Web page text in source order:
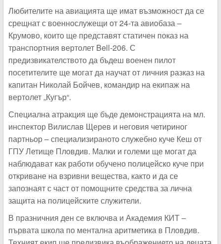
Любителите на авиацията ще имат възможност да се
срещнат с военнослужещи от 24-та авиобаза –
Крумово, които ще представят статичен показ на
транспортния вертолет Bell-206. С
предизвикателството да бъдеш военен пилот
посетителите ще могат да научат от личния разказ на
капитан Николай Бойчев, командир на екипаж на
вертолет „Кугър“.
Специална атракция ще бъде демонстрацията на мл.
инспектор Вилислав Щерев и неговия четириног
партньор – специализираното служебно куче Кеш от
ГПУ Летище Пловдив. Малки и големи ще могат да
наблюдават как работи обучено полицейско куче при
откриване на взривни вещества, както и да се
запознаят с част от помощните средства за лична
защита на полицейските служители.
В празничния ден се включва и Академия КИТ –
първата школа по ментална аритметика в Пловдив.